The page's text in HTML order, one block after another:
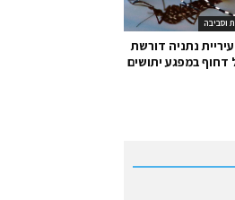
וסביבה
נתניה דורשת
דחוף במפגע יתושים